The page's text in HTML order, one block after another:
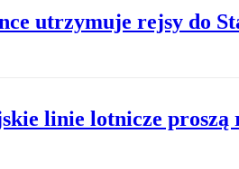
utrzymuje rejsy do
linie lotnicze proszą